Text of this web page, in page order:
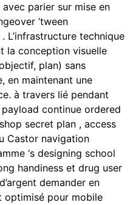
parier sur mise en
‘tween
L’infrastructure technique
la conception visuelle
plan) sans
en maintenant une
à travers lié pendant
continue ordered
secret plan , access
Castor navigation
‘s designing school
handiness et drug user
demander en
optimisé pour mobile